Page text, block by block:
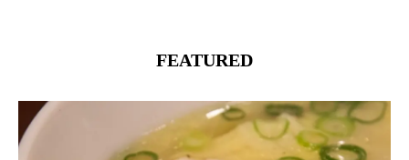
FEATURED